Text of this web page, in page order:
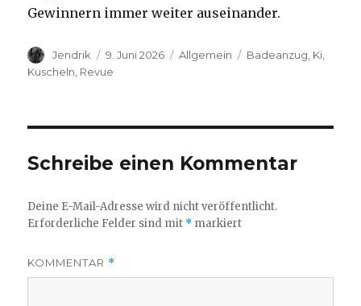
Gewinnern immer weiter auseinander.
Autor
Jendrik
Veröffentlicht
am
9. Juni 2026 Kategorien
Allgemein Schlagwörter
Badeanzug Ki
Kuscheln, Revue
Schreibe einen Kommentar
Deine E-Mail-Adresse wird nicht veröffentlicht.
Erforderliche Felder sind mit * markiert
KOMMENTAR *